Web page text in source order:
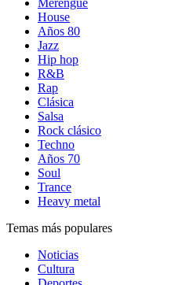
Merengue
House
Años 80
Jazz
Hip hop
R&B
Rap
Clásica
Salsa
Rock clásico
Techno
Años 70
Soul
Trance
Heavy metal
Temas más populares
Noticias
Cultura